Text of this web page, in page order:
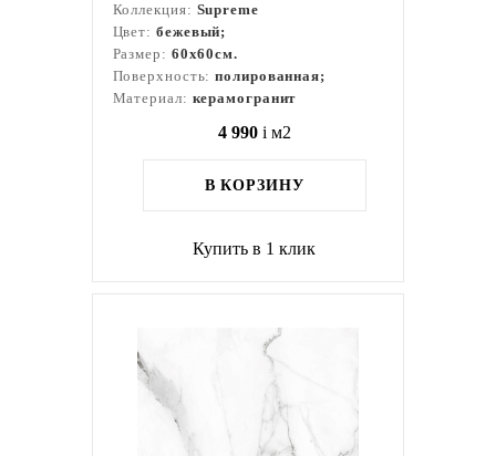
Коллекция: Supreme
Цвет: бежевый;
Размер: 60x60см.
Поверхность:полированная;
Материал: керамогранит
4 990 i м2
В КОРЗИНУ
Купить в 1 клик